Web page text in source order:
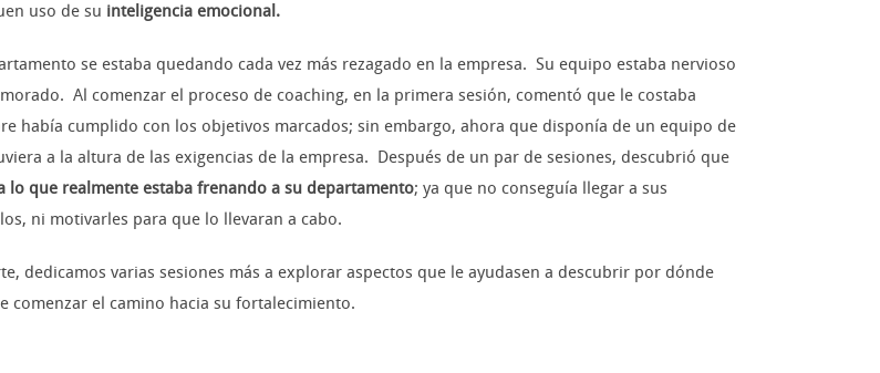
uso de su inteligencia emocional.
se estaba quedando cada vez más rezagado en la empresa. Su equipo estaba nervioso
Al comenzar el proceso de coaching, en la primera sesión, comentó que le costaba
había cumplido con los objetivos marcados; sin embargo, ahora que disponía de un equipo de
a la altura de las exigencias de la empresa. Después de un par de sesiones, descubrió que
que realmente estaba frenando a su departamento; ya que no conseguía llegar a sus
ni motivarles para que lo llevaran a cabo.
dedicamos varias sesiones más a explorar aspectos que le ayudasen a descubrir por dónde
el camino hacia su fortalecimiento.